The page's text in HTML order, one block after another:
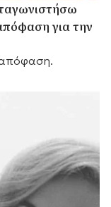
για την
απόφαση.